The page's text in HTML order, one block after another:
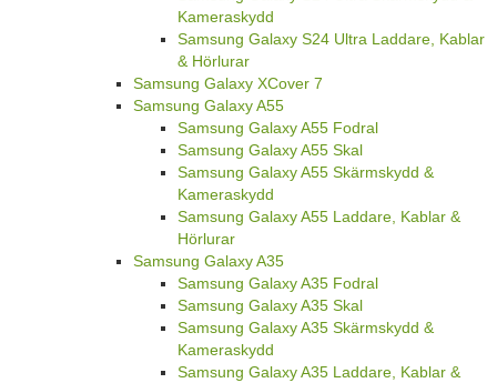
Kameraskydd
Samsung Galaxy S24 Ultra Laddare, Kablar
& Hörlurar
Samsung Galaxy XCover 7
Samsung Galaxy A55
Samsung Galaxy A55 Fodral
Samsung Galaxy A55 Skal
Samsung Galaxy A55 Skärmskydd &
Kameraskydd
Samsung Galaxy A55 Laddare, Kablar &
Hörlurar
Samsung Galaxy A35
Samsung Galaxy A35 Fodral
Samsung Galaxy A35 Skal
Samsung Galaxy A35 Skärmskydd &
Kameraskydd
Samsung Galaxy A35 Laddare, Kablar &